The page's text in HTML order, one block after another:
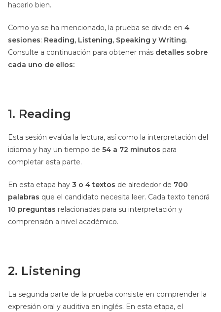
hacerlo bien.
Como ya se ha mencionado, la prueba se divide en 4
sesiones: Reading, Listening, Speaking y Writing.
Consulte a continuación para obtener más detalles sobre
cada uno de ellos:
1. Reading
Esta sesión evalúa la lectura, así como la interpretación del
idioma y hay un tiempo de 54 a 72 minutos para
completar esta parte.
En esta etapa hay 3 o 4 textos de alrededor de 700
palabras que el candidato necesita leer. Cada texto tendrá
10 preguntas relacionadas para su interpretación y
comprensión a nivel académico.
2. Listening
La segunda parte de la prueba consiste en comprender la
expresión oral y auditiva en inglés. En esta etapa, el